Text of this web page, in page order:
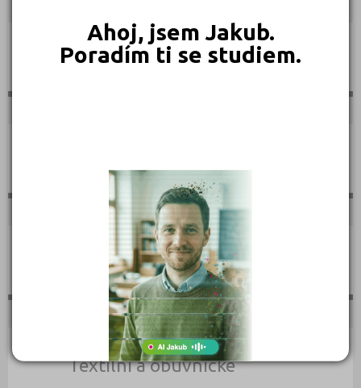
Ahoj, jsem Jakub.
Poradím ti se studiem.
Sportovní
Teologické
Textilní a obuvnické